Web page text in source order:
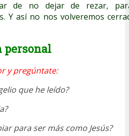
de no dejar de rezar,
Y así no nos volveremos
personal
y pregúntate:
que he leído?
para ser más como Jesús?